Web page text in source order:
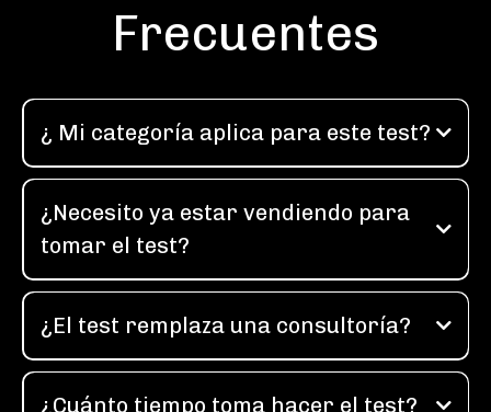
Frecuentes
¿ Mi categoría aplica para este test?
¿Necesito ya estar vendiendo para
tomar el test?
¿El test remplaza una consultoría?
¿Cuánto tiempo toma hacer el test?